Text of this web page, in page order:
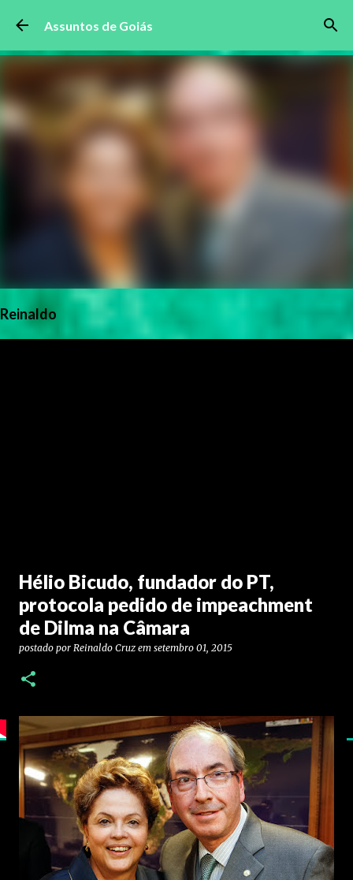
Pular para o conteúdo principal
Assuntos de Goiás
Reinaldo
Hélio Bicudo, fundador do PT,
protocola pedido de impeachment
de Dilma na Câmara
postado por Reinaldo Cruz em setembro 01, 2015